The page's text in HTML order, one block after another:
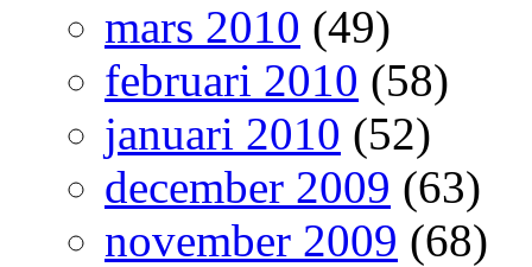
mars 2010 (49)
februari 2010 (58)
januari 2010 (52)
december 2009 (63)
november 2009 (68)